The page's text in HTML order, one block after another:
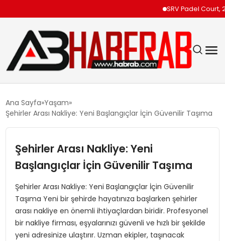
SRV Padel Court,
SIYASET
TEKNOLOJI
SPOR
SAĞLIK
Ana Sayfa Yaşam
Şehirler Arası Nakliye: Yeni Başlangıçlar İçin Güvenilir Taşıma
Şehirler Arası Nakliye: Yeni
Başlangıçlar İçin Güvenilir Taşıma
Şehirler Arası Nakliye: Yeni Başlangıçlar İçin Güvenilir
Taşıma Yeni bir şehirde hayatınıza başlarken şehirler
arası nakliye en önemli ihtiyaçlardan biridir. Profesyonel
bir nakliye firması, eşyalarınızı güvenli ve hızlı bir şekilde
yeni adresinize ulaştırır. Uzman ekipler, taşınacak